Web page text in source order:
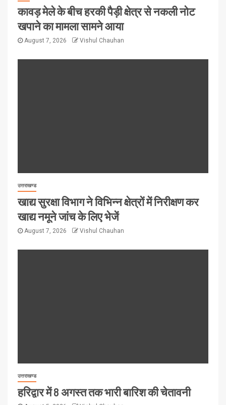
कावड़ मेले के बीच हरकी पैड़ी क्षेत्र से नकली नोट
खपाने का मामला सामने आया
August 7, 2026 Vishul Chauhan
उत्तराखण्ड
खाद्य सुरक्षा विभाग ने विभिन्न क्षेत्रों में निरीक्षण कर
खाद्य नमूने जांच के लिए भेजें
August 7, 2026 Vishul Chauhan
उत्तराखण्ड
हरिद्वार में 8 अगस्त तक भारी बारिश की चेतावनी